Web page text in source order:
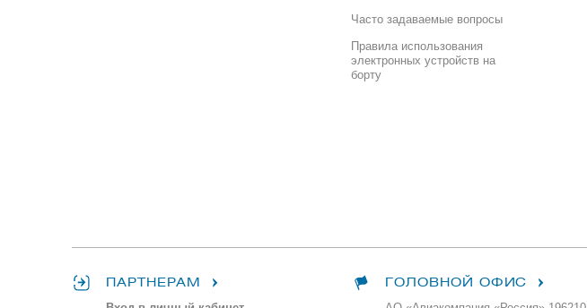
Часто задаваемые вопросы
Правила использования
электронных устройств на
борту
ПАРТНЕРАМ ГОЛОВНОЙ ОФИС